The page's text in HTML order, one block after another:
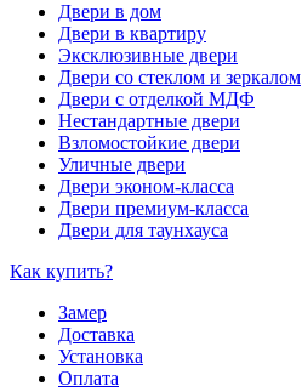
Двери в дом
Двери в квартиру
Эксклюзивные двери
Двери со стеклом и зеркалом
Двери с отделкой МДФ
Нестандартные двери
Взломостойкие двери
Уличные двери
Двери эконом-класса
Двери премиум-класса
Двери для таунхауса
Как купить?
Замер
Доставка
Установка
Оплата